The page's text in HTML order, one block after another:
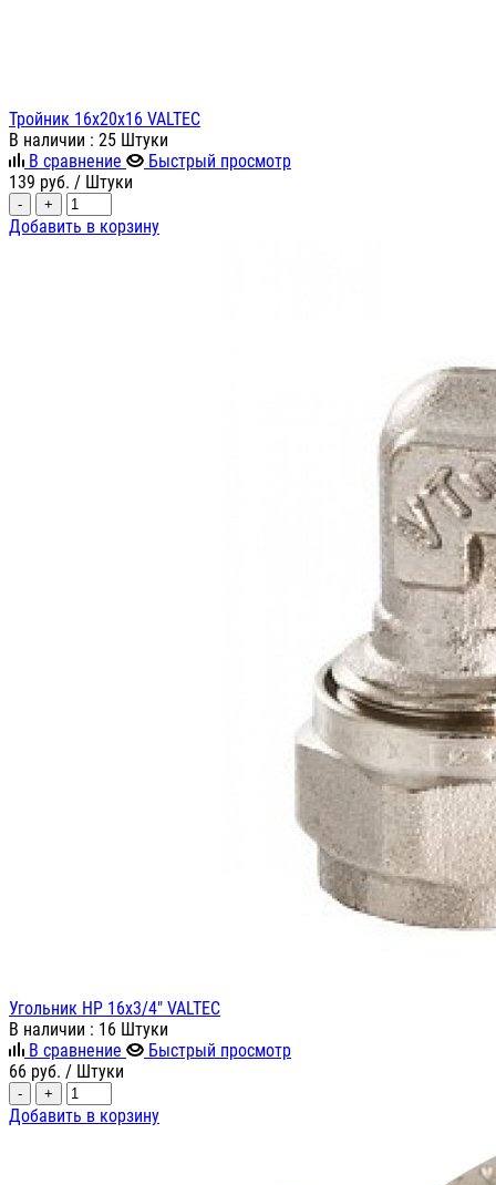
Тройник 16х20х16 VALTEC
В наличии : 25 Штуки
В сравнение
Быстрый просмотр
139 руб. / Штуки
- +
Добавить в корзину
Угольник НР 16х3/4" VALTEC
В наличии : 16 Штуки
В сравнение
Быстрый просмотр
66 руб. / Штуки
- +
Добавить в корзину